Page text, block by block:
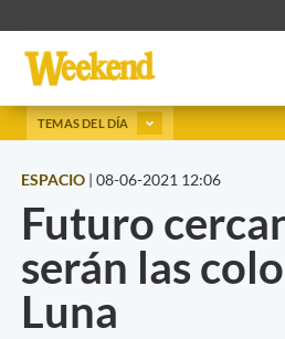
TEMAS DEL DÍA
ESPACIO | 08-06-2021 12:06
Futuro
serán las
Luna